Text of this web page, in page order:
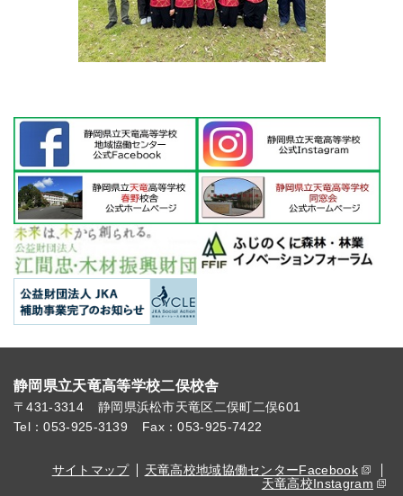
静岡県立天竜高等学校二俣校舎
〒431-3314
静岡県浜松市天竜区二俣町二俣601
Tel：053-925-3139
Fax：053-925-7422
サイトマップ
天竜高校地域協働センターFacebook
天竜高校Instagram